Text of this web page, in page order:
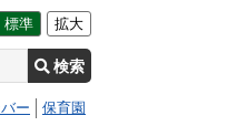
標準 拡大
検索
ー 保育園